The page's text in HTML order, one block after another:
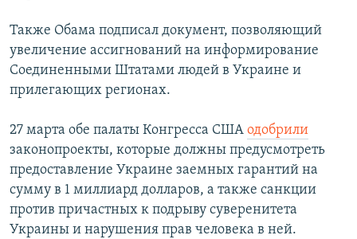
Также Обама подписал документ, позволяющий
увеличение ассигнований на информирование
Соединенными Штатами людей в Украине и
прилегающих регионах.
27 марта обе палаты Конгресса США одобрили
законопроекты, которые должны предусмотреть
предоставление Украине заемных гарантий на
сумму в 1 миллиард долларов, а также санкции
против причастных к подрыву суверенитета
Украины и нарушения прав человека в ней.